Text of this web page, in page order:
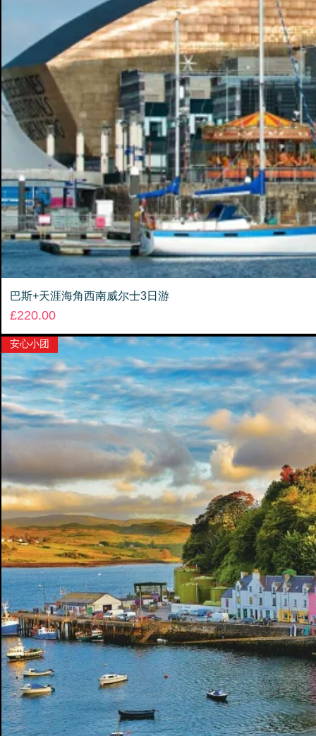
巴斯+天涯海角西南威尔士3日游
Price
£220.00
安心小团